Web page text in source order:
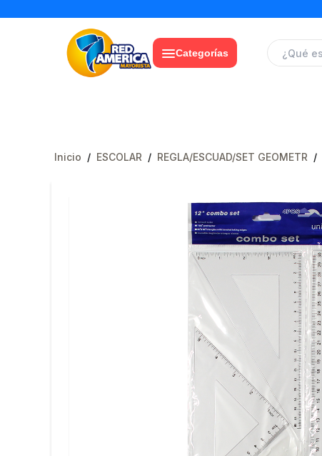
Categorías
Inicio / ESCOLAR / REGLA/ESCUAD/SET GEOMETR /